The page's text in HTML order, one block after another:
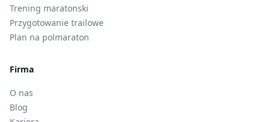
Trening maratonski
Przygotowanie trailowe
Plan na polmaraton
Firma
O nas
Blog